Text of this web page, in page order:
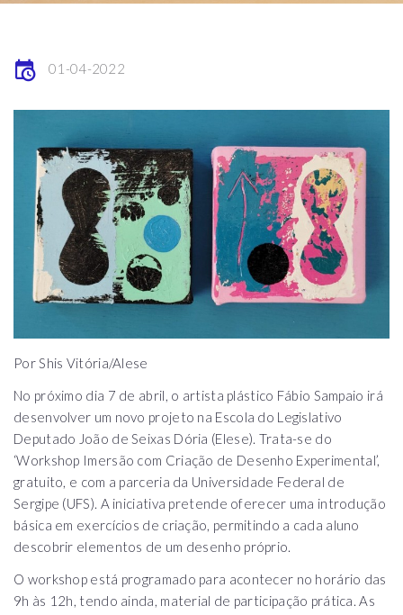
01-04-2022
Por Shis Vitória/Alese
No próximo dia 7 de abril, o artista plástico Fábio Sampaio irá
desenvolver um novo projeto na Escola do Legislativo
Deputado João de Seixas Dória (Elese). Trata-se do
‘Workshop Imersão com Criação de Desenho Experimental’,
gratuito, e com a parceria da Universidade Federal de
Sergipe (UFS). A iniciativa pretende oferecer uma introdução
básica em exercícios de criação, permitindo a cada aluno
descobrir elementos de um desenho próprio.
O workshop está programado para acontecer no horário das
9h às 12h, tendo ainda, material de participação prática. As